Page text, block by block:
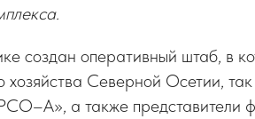
создан оперативный штаб, в
хозяйства Северной Осетии,
а также представители